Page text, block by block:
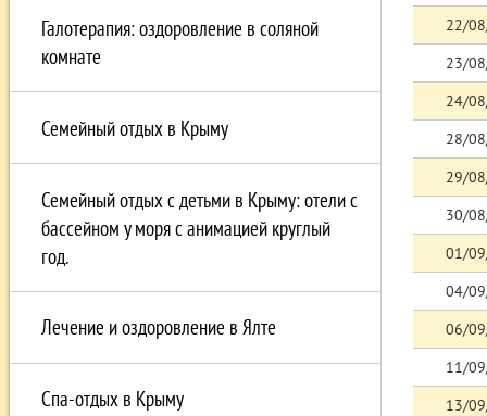
Галотерапия: оздоровление в соляной
комнате
Семейный отдых в Крыму
Семейный отдых с детьми в Крыму: отели с
бассейном у моря с анимацией круглый
год.
Лечение и оздоровление в Ялте
Спа-отдых в Крыму
22/
23/
24/
28/
29/
30/
01/
04/
06/
11/
13/